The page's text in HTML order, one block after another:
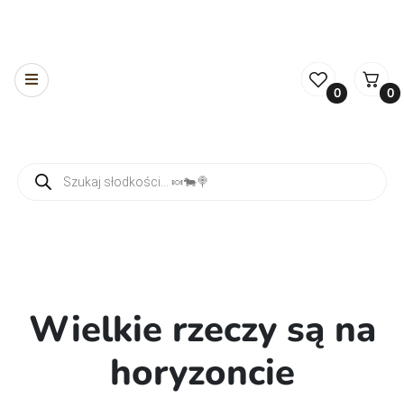
0 0
Wielkie rzeczy są na
horyzoncie